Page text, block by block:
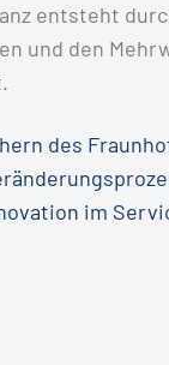
entsteht
und den
des
im